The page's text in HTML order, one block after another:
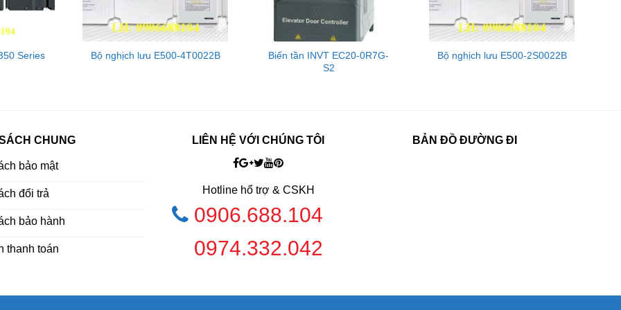
Series Bộ nghịch lưu E500-4T0022B
Biến tần INVT EC20-0R7G-
S2
Bộ nghịch lưu E500-2S0022B
CHUNG
bảo mật
đổi trả
bảo hành
thanh toán
LIÊN HỆ VỚI CHÚNG TÔI
Hotline hổ trợ & CSKH
0906.688.104
0974.332.042
BẢN ĐỒ ĐƯỜNG ĐI